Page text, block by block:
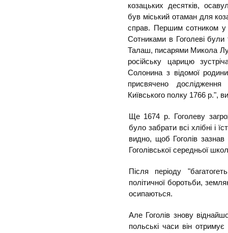
козацьких десятків,
був міський отаман для
справ. Першим сотником у
Сотниками в Гоголеві
Талаш, писарями Микола
російську царицю
Солонина з відомої родини
присвячено
Київського полку 1766 р.",
Ще 1674 р. Гоголеву
було забрати всі хлібні і
видно, щоб Гоголів зазнав
Гоголівської середньої
Після періоду
політичної боротьби,
осипаються.
Але Гоголів знову
польські часи він